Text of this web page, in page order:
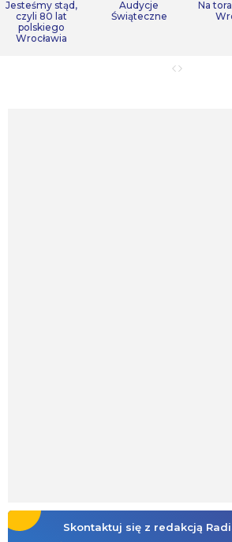
Jesteśmy stąd,
czyli 80 lat
polskiego
Wrocławia
Audycje
Świąteczne
Na
Skontaktuj się z redakcją